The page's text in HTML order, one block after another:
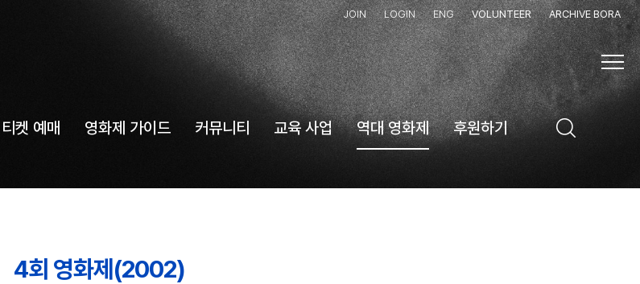
JOIN LOGIN ENG VOLUNTEER ARCHIVE BORA
티켓 예매 영화제 가이드 커뮤니티 교육 사업 역대 영화제 후원하기
4회 영화제(2002)